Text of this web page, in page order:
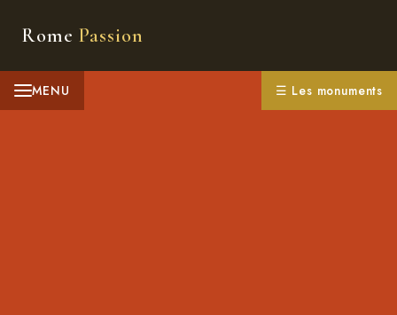
Rome Passion
MENU ☰ Les monuments